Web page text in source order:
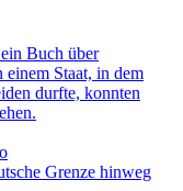
Buch über
Staat, in dem
durfte, konnten
Grenze hinweg